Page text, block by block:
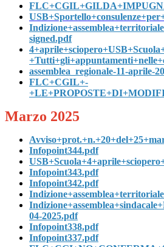
signed.pdf
assemblea_regionale-11-aprile-
FLC+CGIL+-
Marzo 2025
Infopoint344.pdf
Infopoint343.pdf
Infopoint342.pdf
04-2025.pdf
Infopoint338.pdf
Infopoint337.pdf